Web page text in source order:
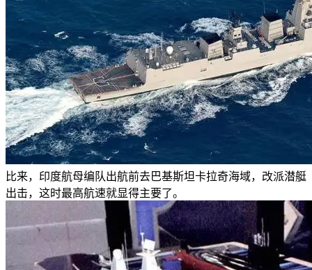
比来，印度航母编队出航前去巴基斯坦卡拉奇海域，改派潜艇
出击，这时最高航速就显得主要了。